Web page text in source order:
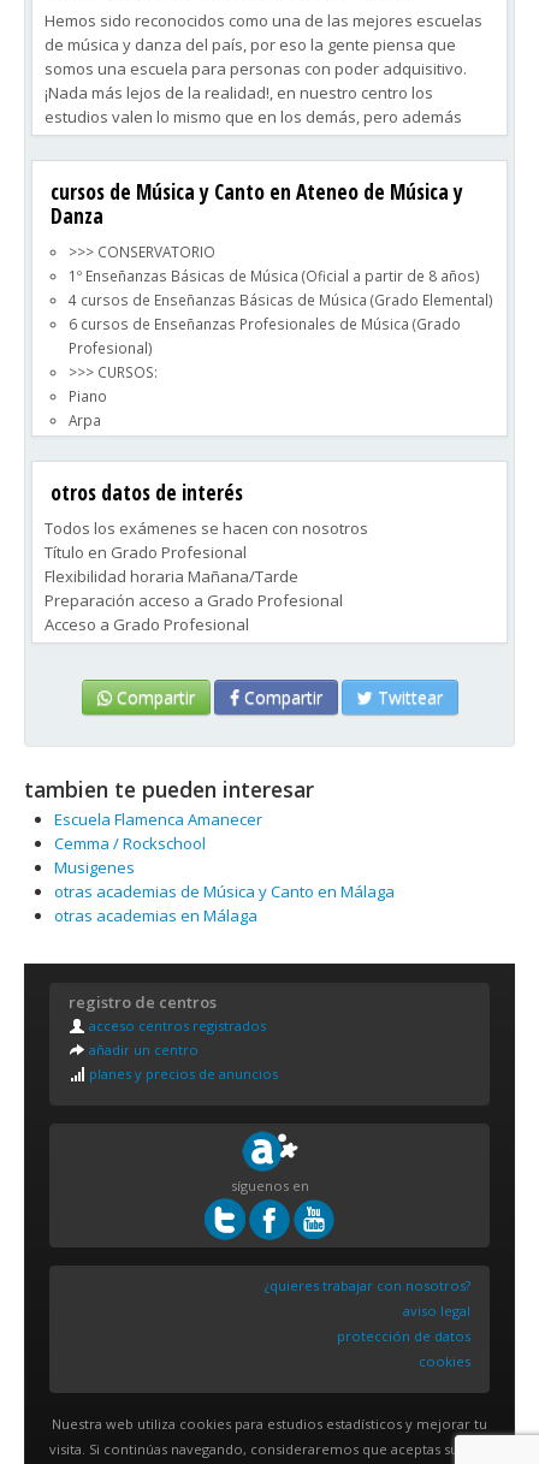
Hemos sido reconocidos como una de las mejores escuelas
de música y danza del país, por eso la gente piensa que
somos una escuela para personas con poder adquisitivo.
¡Nada más lejos de la realidad!, en nuestro centro los
estudios valen lo mismo que en los demás, pero además
nosotros homologamos tu educación, muy pocos pueden
decir eso.
cursos de Música y Canto en Ateneo de Música y
Danza
>>> CONSERVATORIO
1º Enseñanzas Básicas de Música (Oficial a partir de 8 años)
4 cursos de Enseñanzas Básicas de Música (Grado Elemental)
6 cursos de Enseñanzas Profesionales de Música (Grado
Profesional)
>>> CURSOS:
Piano
Arpa
Violín
Viola
Contrabajo
Clarinete
Flauta
Oboe
Trombón
Trompeta
Tuba
otros datos de interés
Todos los exámenes se hacen con nosotros
Título en Grado Profesional
Flexibilidad horaria Mañana/Tarde
Preparación acceso a Grado Profesional
Acceso a Grado Profesional
Preparación acceso a Grado Superior
Compartir Compartir Twittear
tambien te pueden interesar
Escuela Flamenca Amanecer
Cemma / Rockschool
Musigenes
otras academias de Música y Canto en Málaga
otras academias en Málaga
registro de centros
acceso centros registrados
añadir un centro
planes y precios de anuncios
síguenos en
¿quieres trabajar con nosotros?
aviso legal
protección de datos
cookies
Nuestra web utiliza cookies para estudios estadísticos y mejorar tu
visita. Si continúas navegando, consideraremos que aceptas su uso.